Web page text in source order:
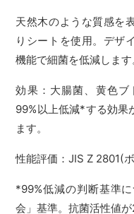
天然木のような質感を
りシートを使用。デザ
機能で細菌を低減します
効果：大腸菌、黄色
99%以上低減*する効果
ます。
性能評価：JIS Z 2801(
*99%低減の判断基準
会」基準。抗菌活性値が